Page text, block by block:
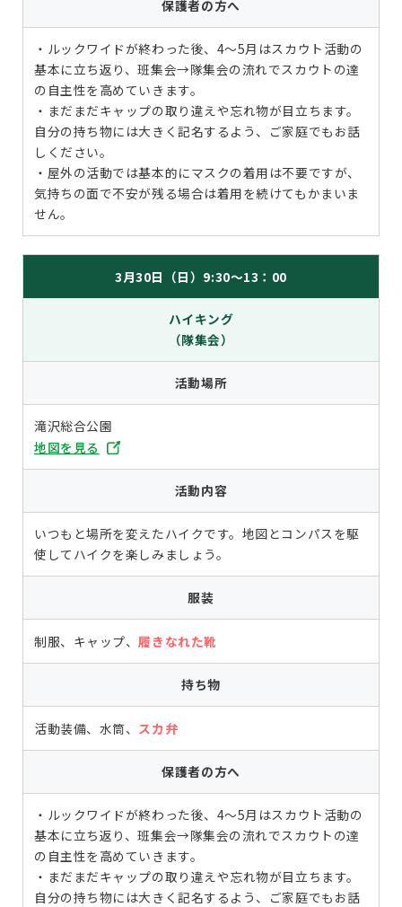
保護者の方へ
・ルックワイドが終わった後、4～5月はスカウト活動の
基本に立ち返り、班集会→隊集会の流れでスカウトの達
の自主性を高めていきます。
・まだまだキャップの取り違えや忘れ物が目立ちます。
自分の持ち物には大きく記名するよう、ご家庭でもお話
しください。
・屋外の活動では基本的にマスクの着用は不要ですが、
気持ちの面で不安が残る場合は着用を続けてもかまいま
せん。
3月30日（日）9:30～13：00
ハイキング
（隊集会）
活動場所
滝沢総合公園
地図を見る
活動内容
いつもと場所を変えたハイクです。地図とコンパスを駆
使してハイクを楽しみましょう。
服装
制服、キャップ、履きなれた靴
持ち物
活動装備、水筒、 スカ弁
保護者の方へ
・ルックワイドが終わった後、4～5月はスカウト活動の
基本に立ち返り、班集会→隊集会の流れでスカウトの達
の自主性を高めていきます。
・まだまだキャップの取り違えや忘れ物が目立ちます。
自分の持ち物には大きく記名するよう、ご家庭でもお話